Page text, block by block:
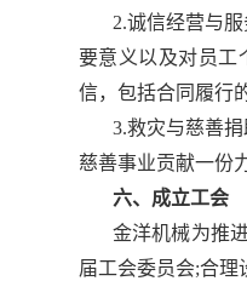
2.诚信经营与
要意义以及对员工
信，包括合同履行
3.救灾与慈善
慈善事业贡献一份
六、成立工会
金洋机械为推
届工会委员会;合理